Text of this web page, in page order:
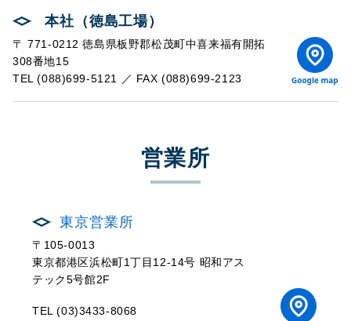
本社（徳島工場）
〒 771-0212 徳島県板野郡松茂町中喜来福有開拓
308番地15
TEL (088)699-5121 ／ FAX (088)699-2123
営業所
東京営業所
〒105-0013
東京都港区浜松町1丁目12-14号 昭和アス
テック5号館2F
TEL (03)3433-8068